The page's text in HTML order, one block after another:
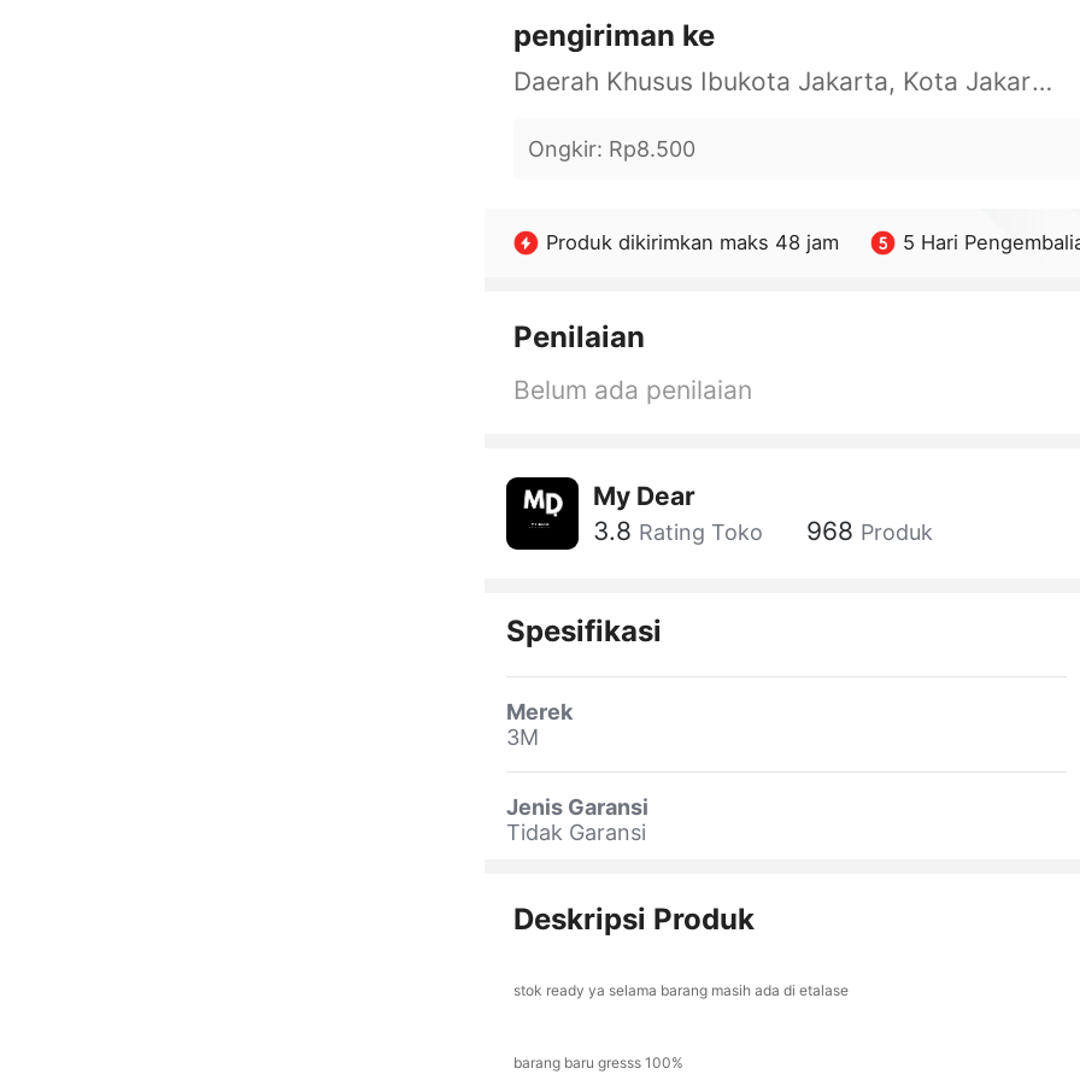
pengiriman ke
Daerah Khusus Ibukota Jakarta, Kota Jakarta Barat, Cengkareng, yy
Ongkir: Rp8.500
Produk dikirimkan maks 48 jam 5 Hari
Penilaian
Belum ada penilaian
My Dear
3.8 Rating Toko 968 Produk
Spesifikasi
Merek
3M
Jenis Garansi
Tidak Garansi
Deskripsi Produk
stok ready ya selama barang masih ada di etalase
barang baru gresss 100%